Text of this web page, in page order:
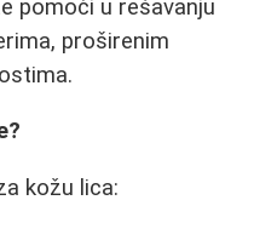
pomoći u rešavanju
proširenim
kožu lica: